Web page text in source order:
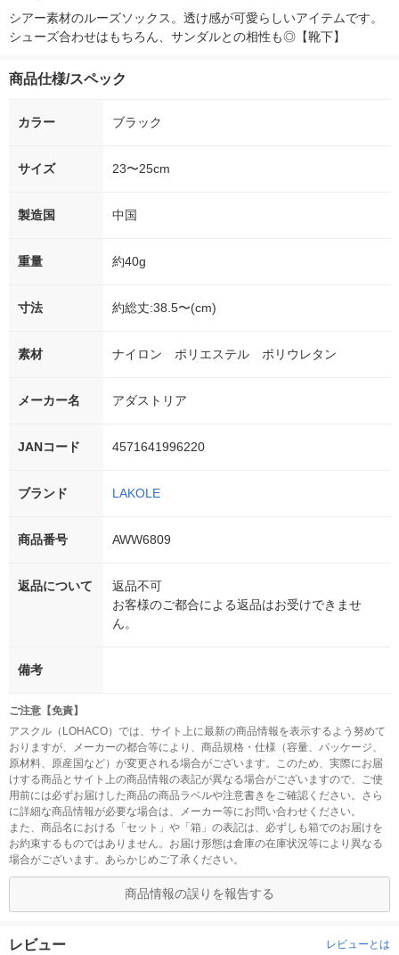
シアー素材のルーズソックス。透け感が可愛らしいアイテムです。
シューズ合わせはもちろん、サンダルとの相性も◎【靴下】
商品仕様/スペック
カラー ブラック
サイズ 23〜25cm
製造国 中国
重量 約40g
寸法 約総丈:38.5〜(cm)
素材 ナイロン ポリエステル ポリウレタン
メーカー名 アダストリア
JANコード 4571641996220
ブランド LAKOLE
商品番号 AWW6809
返品について
返品不可
お客様のご都合による返品はお受けできませ
ん。
備考
ご注意【免責】
アスクル（LOHACO）では、サイト上に最新の商品情報を表示するよう努めて
おりますが、メーカーの都合等により、商品規格・仕様（容量、パッケージ、
原材料、原産国など）が変更される場合がございます。このため、実際にお届
けする商品とサイト上の商品情報の表記が異なる場合がございますので、ご使
用前には必ずお届けした商品の商品ラベルや注意書きをご確認ください。さら
に詳細な商品情報が必要な場合は、メーカー等にお問い合わせください。
また、商品名における「セット」や「箱」の表記は、必ずしも箱でのお届けを
お約束するものではありません。お届け形態は倉庫の在庫状況等により異なる
場合がございます。あらかじめご了承ください。
商品情報の誤りを報告する
レビュー レビューとは